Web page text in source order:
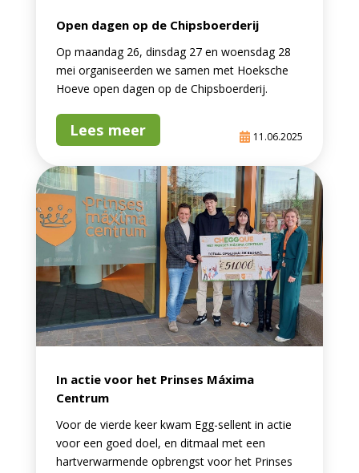
Open dagen op de Chipsboerderij
Op maandag 26, dinsdag 27 en woensdag 28
mei organiseerden we samen met Hoeksche
Hoeve open dagen op de Chipsboerderij.
Lees meer 11.06.2025
In actie voor het Prinses Máxima
Centrum
Voor de vierde keer kwam Egg-sellent in actie
voor een goed doel, en ditmaal met een
hartverwarmende opbrengst voor het Prinses